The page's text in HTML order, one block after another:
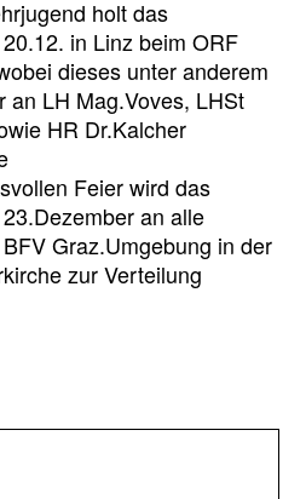
holt das
in Linz beim ORF
dieses unter anderem
an LH Mag.Voves, LHSt
HR Dr.Kalcher
Feier wird das
an alle
Graz.Umgebung in der
zur Verteilung